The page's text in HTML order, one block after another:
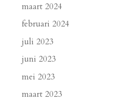
maart 2024
februari 2024
juli 2023
juni 2023
mei 2023
maart 2023